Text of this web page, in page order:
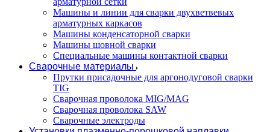
Машины и линии для сварки двухветвевых
арматурных каркасов
Машины конденсаторной сварки
Машины шовной сварки
Специальные машины контактной сварки
Сварочные материалы
Прутки присадочные для аргонодуговой сварки
TIG
Сварочная проволока MIG/MAG
Сварочная проволока SAW
Сварочные электроды